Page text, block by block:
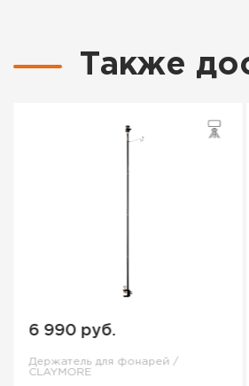
Также
6 990 руб.
Держатель для фонарей /
CLAYMORE